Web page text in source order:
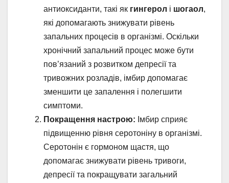
антиоксиданти, такі як гингерол і шогаол,
які допомагають знижувати рівень
запальних процесів в організмі. Оскільки
хронічний запальний процес може бути
пов’язаний з розвитком депресії та
тривожних розладів, імбир допомагає
зменшити це запалення і полегшити
симптоми.
Покращення настрою: Імбир сприяє
підвищенню рівня серотоніну в організмі.
Серотонін є гормоном щастя, що
допомагає знижувати рівень тривоги,
депресії та покращувати загальний